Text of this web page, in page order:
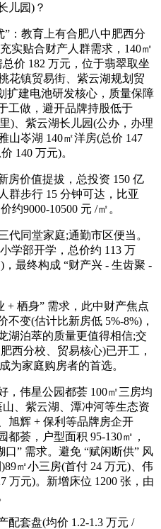
儿园)？
教育上有合肥八中肥西分
实贴合财产人群需求，140㎡
价 182 万元，位于翡翠取坐
花镇贸易街、紫云湖规划贸
扩建电池研发核心，质量保障
工做，避开品牌持股低于
)、紫云湖长儿园(公办，办理
山岺湖 140㎡洋房(总价 147
140 万元)。
价值提拔，总投资 150 亿
群步行 15 分钟可达，比亚
约9000-10500 元 /㎡。
同堂家庭;通勤市区便当。
学部开学，总价约 113 万
最终构成 “财产兴 - 生齿聚 -
栖身” 需求，此中财产焦点
变(估计比新房低 5%-8%)，
湖泊萃的质量更值得相信;交
西分校、贸易核心)已开工，
为家庭购房者的首选。
伟星公园都荟 100㎡三房均
、紫云湖、潭冲河等生态资
旭辉 + 保利等品牌房企开
荟，户型面积 95-130㎡，
” 需求。避免 “赋闲断供” 风
㎡小三房(首付 24 万元)、伟
万元)。新增床位 1200 张，由
套盘(均价 1.2-1.3 万元 /